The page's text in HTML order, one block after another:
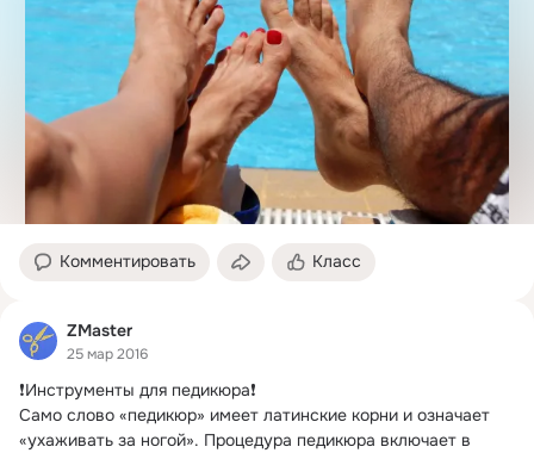
Комментировать Класс
ZMaster
25 мар 2016
❗Инструменты для педикюра❗
Само слово «педикюр» имеет латинские корни и означает
«ухаживать за ногой». Процедура педикюра включает в